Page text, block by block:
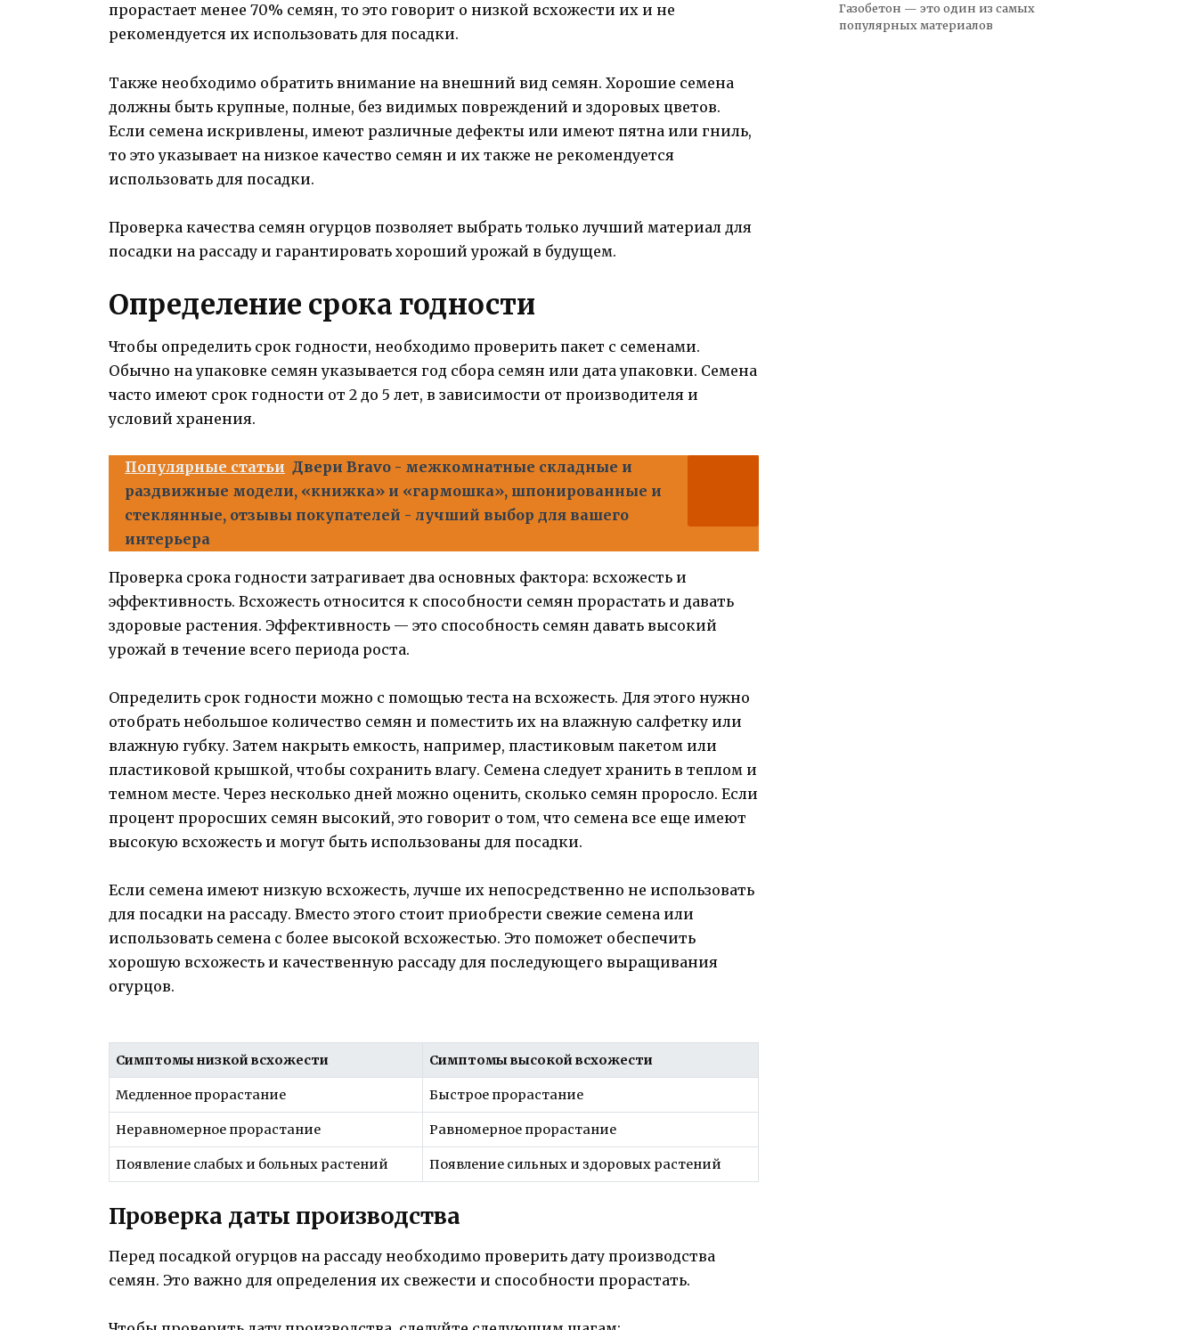
прорастает менее 70% семян, то это говорит о низкой всхожести их и не
рекомендуется их использовать для посадки.
Также необходимо обратить внимание на внешний вид семян. Хорошие семена
должны быть крупные, полные, без видимых повреждений и здоровых цветов.
Если семена искривлены, имеют различные дефекты или имеют пятна или гниль,
то это указывает на низкое качество семян и их также не рекомендуется
использовать для посадки.
Проверка качества семян огурцов позволяет выбрать только лучший материал для
посадки на рассаду и гарантировать хороший урожай в будущем.
Определение срока годности
Чтобы определить срок годности, необходимо проверить пакет с семенами.
Обычно на упаковке семян указывается год сбора семян или дата упаковки. Семена
часто имеют срок годности от 2 до 5 лет, в зависимости от производителя и
условий хранения.
Популярные статьи Двери Bravo - межкомнатные складные и
раздвижные модели, «книжка» и «гармошка», шпонированные и
стеклянные, отзывы покупателей - лучший выбор для вашего
интерьера
Проверка срока годности затрагивает два основных фактора: всхожесть и
эффективность. Всхожесть относится к способности семян прорастать и давать
здоровые растения. Эффективность — это способность семян давать высокий
урожай в течение всего периода роста.
Определить срок годности можно с помощью теста на всхожесть. Для этого нужно
отобрать небольшое количество семян и поместить их на влажную салфетку или
влажную губку. Затем накрыть емкость, например, пластиковым пакетом или
пластиковой крышкой, чтобы сохранить влагу. Семена следует хранить в теплом и
темном месте. Через несколько дней можно оценить, сколько семян проросло. Если
процент проросших семян высокий, это говорит о том, что семена все еще имеют
высокую всхожесть и могут быть использованы для посадки.
Если семена имеют низкую всхожесть, лучше их непосредственно не использовать
для посадки на рассаду. Вместо этого стоит приобрести свежие семена или
использовать семена с более высокой всхожестью. Это поможет обеспечить
хорошую всхожесть и качественную рассаду для последующего выращивания
огурцов.
Симптомы низкой всхожести Симптомы высокой всхожести
Медленное прорастание Быстрое прорастание
Неравномерное прорастание Равномерное прорастание
Появление слабых и больных растений Появление сильных и здоровых растений
Проверка даты производства
Перед посадкой огурцов на рассаду необходимо проверить дату производства
семян. Это важно для определения их свежести и способности прорастать.
Газобетон — это один из самых
популярных материалов